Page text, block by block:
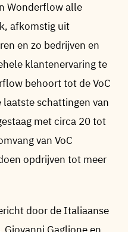
Wonderflow alle
afkomstig uit
en zo bedrijven en
klantenervaring te
behoort tot de VoC
laatste schattingen van
met circa 20 tot
van VoC
opdrijven tot meer
door de Italiaanse